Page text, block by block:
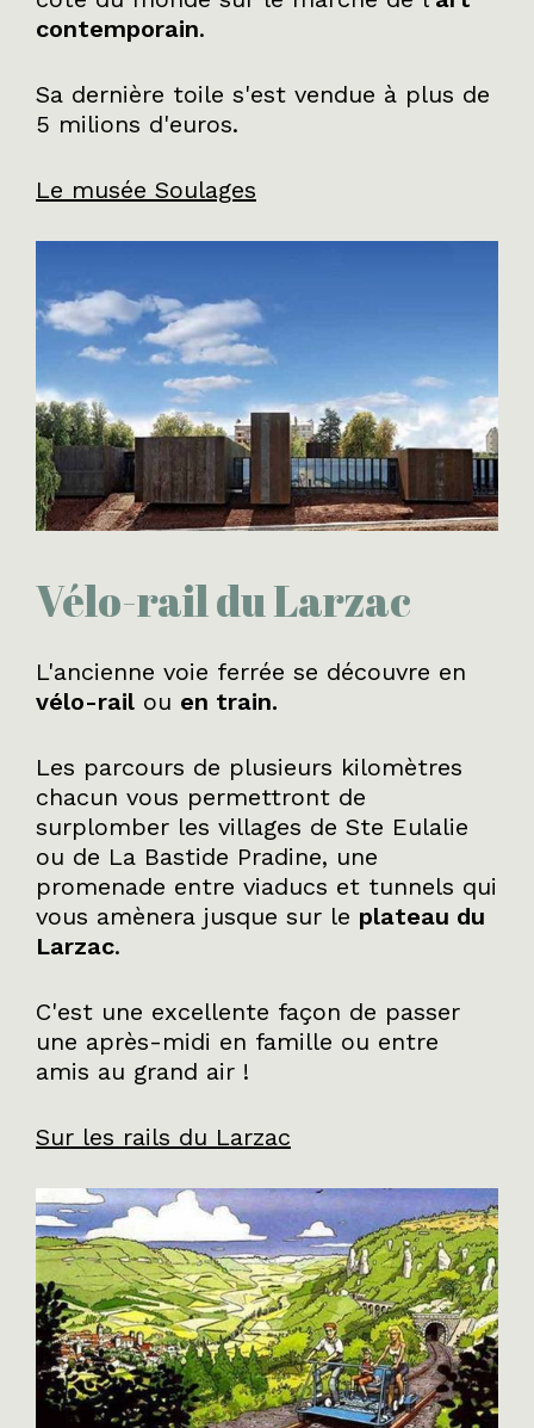
contemporain.
Sa dernière toile s'est vendue à plus de
5 milions d'euros.
Le musée Soulages
Vélo-rail du Larzac
L'ancienne voie ferrée se découvre en
vélo-rail ou en train.
Les parcours de plusieurs kilomètres
chacun vous permettront de
surplomber les villages de Ste Eulalie
ou de La Bastide Pradine, une
promenade entre viaducs et tunnels qui
vous amènera jusque sur le plateau du
Larzac.
C'est une excellente façon de passer
une après-midi en famille ou entre
amis au grand air !
Sur les rails du Larzac